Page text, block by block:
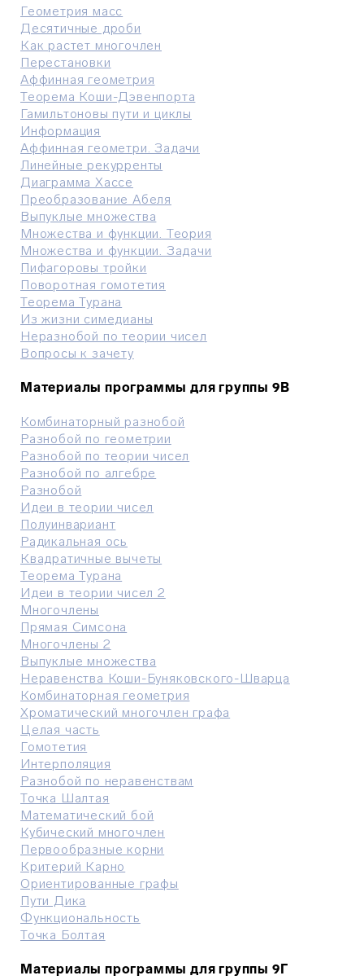
Геометрия масс
Десятичные дроби
Как растет многочлен
Перестановки
Аффинная геометрия
Теорема Коши-Дэвенпорта
Гамильтоновы пути и циклы
Информация
Аффинная геометри. Задачи
Линейные рекурренты
Диаграмма Хассе
Преобразование Абеля
Выпуклые множества
Множества и функции. Теория
Множества и функции. Задачи
Пифагоровы тройки
Поворотная гомотетия
Теорема Турана
Из жизни симедианы
Неразнобой по теории чисел
Вопросы к зачету
Материалы программы для группы 9В
Комбинаторный разнобой
Разнобой по геометрии
Разнобой по теории чисел
Разнобой по алгебре
Разнобой
Идеи в теории чисел
Полуинвариант
Радикальная ось
Квадратичные вычеты
Теорема Турана
Идеи в теории чисел 2
Многочлены
Прямая Симсона
Многочлены 2
Выпуклые множества
Неравенства Коши-Буняковского-Шварца
Комбинаторная геометрия
Хроматический многочлен графа
Целая часть
Гомотетия
Интерполяция
Разнобой по неравенствам
Точка Шалтая
Математический бой
Кубический многочлен
Первообразные корни
Критерий Карно
Ориентированные графы
Пути Дика
Функциональность
Точка Болтая
Материалы программы для группы 9Г